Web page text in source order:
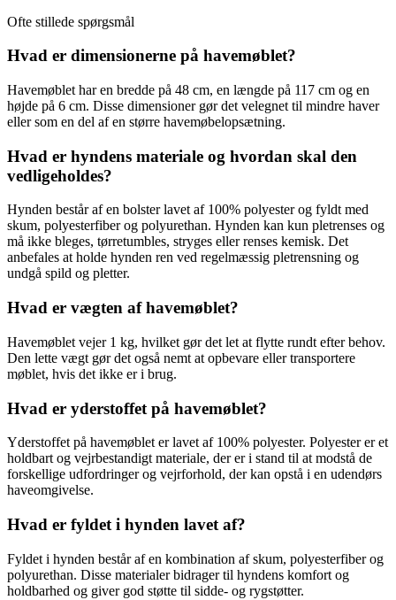
Ofte stillede spørgsmål
Hvad er dimensionerne på havemøblet?
Havemøblet har en bredde på 48 cm, en længde på 117 cm og en
højde på 6 cm. Disse dimensioner gør det velegnet til mindre haver
eller som en del af en større havemøbelopsætning.
Hvad er hyndens materiale og hvordan skal den
vedligeholdes?
Hynden består af en bolster lavet af 100% polyester og fyldt med
skum, polyesterfiber og polyurethan. Hynden kan kun pletrenses og
må ikke bleges, tørretumbles, stryges eller renses kemisk. Det
anbefales at holde hynden ren ved regelmæssig pletrensning og
undgå spild og pletter.
Hvad er vægten af havemøblet?
Havemøblet vejer 1 kg, hvilket gør det let at flytte rundt efter behov.
Den lette vægt gør det også nemt at opbevare eller transportere
møblet, hvis det ikke er i brug.
Hvad er yderstoffet på havemøblet?
Yderstoffet på havemøblet er lavet af 100% polyester. Polyester er et
holdbart og vejrbestandigt materiale, der er i stand til at modstå de
forskellige udfordringer og vejrforhold, der kan opstå i en udendørs
haveomgivelse.
Hvad er fyldet i hynden lavet af?
Fyldet i hynden består af en kombination af skum, polyesterfiber og
polyurethan. Disse materialer bidrager til hyndens komfort og
holdbarhed og giver god støtte til sidde- og rygstøtter.